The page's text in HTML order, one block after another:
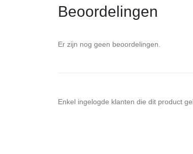
Beoordelingen
Er zijn nog geen beoordelingen.
Enkel ingelogde klanten die dit product